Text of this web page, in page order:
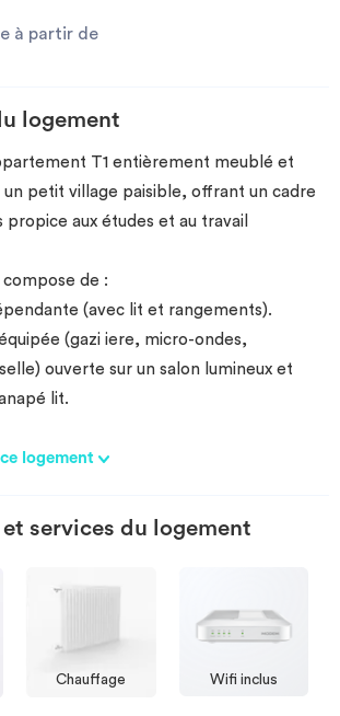
à partir de
logement
T1 entièrement meublé et
un petit village paisible, offrant un cadre
aux études et au travail
compose de :
(avec lit et rangements).
(gazi iere, micro-ondes,
ouverte sur un salon lumineux et
lit.
logement
services du logement
Chauffage Wifi inclus